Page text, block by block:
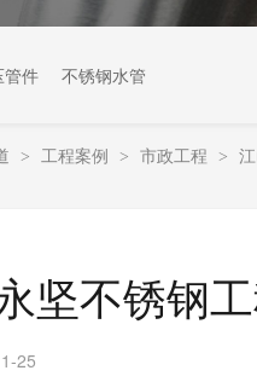
管件 不锈钢水管
> 工程案例 > 市政工程 >
坚不锈钢
25